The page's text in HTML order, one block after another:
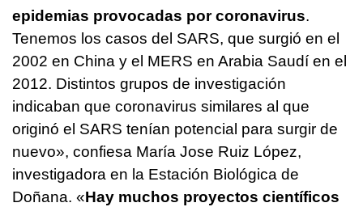
epidemias provocadas por coronavirus.
Tenemos los casos del SARS, que surgió en el
2002 en China y el MERS en Arabia Saudí en el
2012. Distintos grupos de investigación
indicaban que coronavirus similares al que
originó el SARS tenían potencial para surgir de
nuevo», confiesa María Jose Ruiz López,
investigadora en la Estación Biológica de
Doñana. «Hay muchos proyectos científicos